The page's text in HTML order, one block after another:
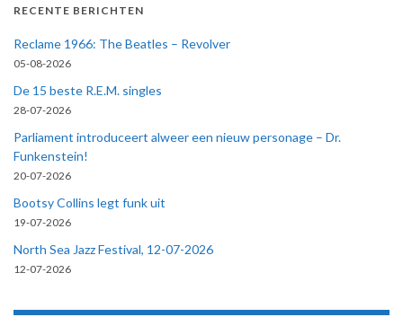
RECENTE BERICHTEN
Reclame 1966: The Beatles – Revolver
05-08-2026
De 15 beste R.E.M. singles
28-07-2026
Parliament introduceert alweer een nieuw personage – Dr.
Funkenstein!
20-07-2026
Bootsy Collins legt funk uit
19-07-2026
North Sea Jazz Festival, 12-07-2026
12-07-2026